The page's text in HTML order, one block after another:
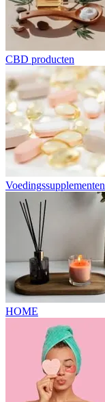
CBD producten
Voedingssupplementen
HOME